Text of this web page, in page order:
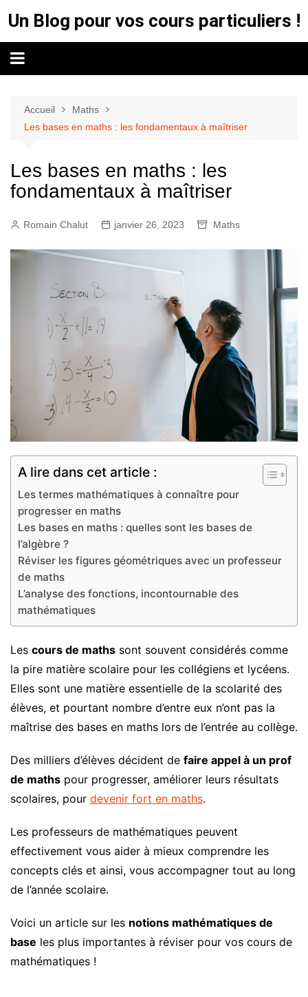
au
contenu
Un Blog pour vos cours particuliers !
Accueil
Maths
Les bases en maths : les fondamentaux à maîtriser
Les bases en maths : les
fondamentaux à maîtriser
Romain Chalut janvier 26, 2023 Maths
A lire dans cet article :
Les termes mathématiques à connaître pour
progresser en maths
Les bases en maths : quelles sont les bases de
l’algèbre ?
Réviser les figures géométriques avec un professeur
de maths
L’analyse des fonctions, incontournable des
mathématiques
Les cours de maths sont souvent considérés comme
la pire matière scolaire pour les collégiens et lycéens.
Elles sont une matière essentielle de la scolarité des
élèves, et pourtant nombre d’entre eux n’ont pas la
maîtrise des bases en maths lors de l’entrée au collège.
Des milliers d’élèves décident de faire appel à un prof
de maths pour progresser, améliorer leurs résultats
scolaires, pour devenir fort en maths.
Les professeurs de mathématiques peuvent
effectivement vous aider à mieux comprendre les
concepts clés et ainsi, vous accompagner tout au long
de l’année scolaire.
Voici un article sur les notions mathématiques de
base les plus importantes à réviser pour vos cours de
mathématiques !